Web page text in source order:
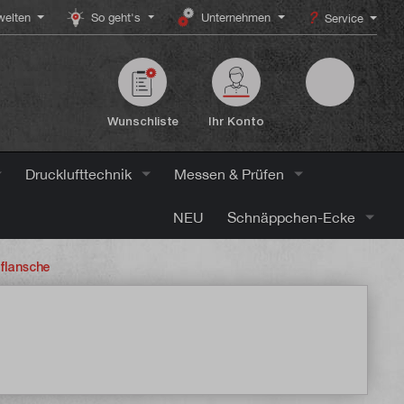
So geht's Unternehmen Service
Wunschliste Ihr Konto
Drucklufttechnik Messen & Prüfen
NEU Schnäppchen-Ecke